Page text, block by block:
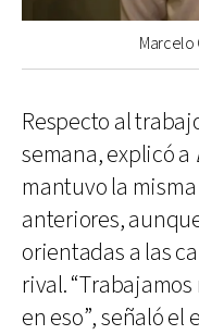
Marcelo
Respecto al
semana, explicó a
mantuvo la
anteriores,
orientadas a las
rival.
en eso”, señaló el